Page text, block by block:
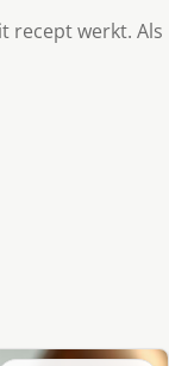
recept werkt. Als